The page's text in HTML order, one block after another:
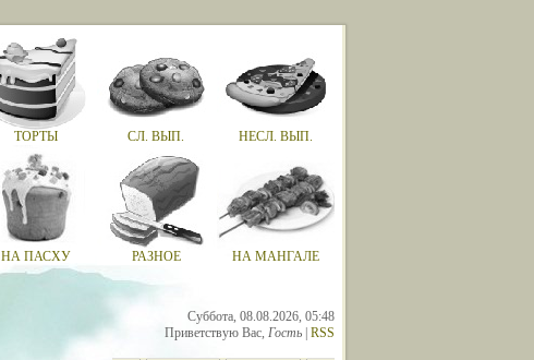
ТОРТЫ СЛ. ВЫП. НЕСЛ. ВЫП.
НА ПАСХУ РАЗНОЕ НА МАНГАЛЕ
Суббота, 08.08.2026, 05:48
Приветствую Вас, Гость RSS